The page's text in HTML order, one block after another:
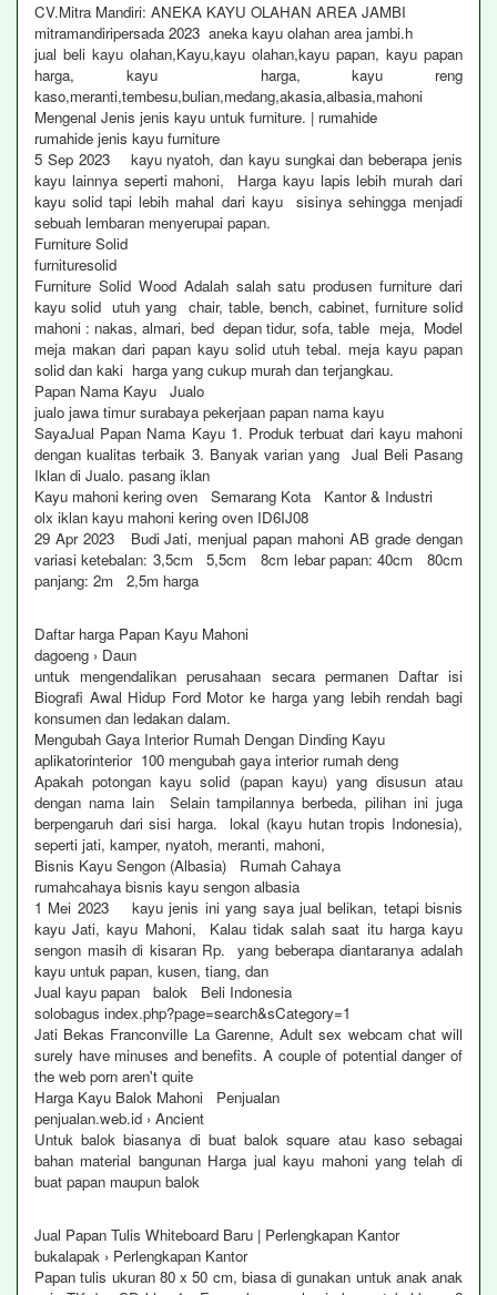
CV.Mitra Mandiri: ANEKA KAYU OLAHAN AREA JAMBI
mitramandiripersada 2023 aneka kayu olahan area jambi.h
jual beli kayu olahan,Kayu,kayu olahan,kayu papan, kayu papan
harga, kayu harga, kayu reng
kaso,meranti,tembesu,bulian,medang,akasia,albasia,mahoni
Mengenal Jenis jenis kayu untuk furniture. | rumahide
rumahide jenis kayu furniture
5 Sep 2023 kayu nyatoh, dan kayu sungkai dan beberapa jenis
kayu lainnya seperti mahoni, Harga kayu lapis lebih murah dari
kayu solid tapi lebih mahal dari kayu sisinya sehingga menjadi
sebuah lembaran menyerupai papan.
Furniture Solid
furnituresolid
Furniture Solid Wood Adalah salah satu produsen furniture dari
kayu solid utuh yang chair, table, bench, cabinet, furniture solid
mahoni : nakas, almari, bed depan tidur, sofa, table meja, Model
meja makan dari papan kayu solid utuh tebal. meja kayu papan
solid dan kaki harga yang cukup murah dan terjangkau.
Papan Nama Kayu Jualo
jualo jawa timur surabaya pekerjaan papan nama kayu
SayaJual Papan Nama Kayu 1. Produk terbuat dari kayu mahoni
dengan kualitas terbaik 3. Banyak varian yang Jual Beli Pasang
Iklan di Jualo. pasang iklan
Kayu mahoni kering oven Semarang Kota Kantor & Industri
olx iklan kayu mahoni kering oven ID6IJ08
29 Apr 2023 Budi Jati, menjual papan mahoni AB grade dengan
variasi ketebalan: 3,5cm 5,5cm 8cm lebar papan: 40cm 80cm
panjang: 2m 2,5m harga
Daftar harga Papan Kayu Mahoni
dagoeng › Daun
untuk mengendalikan perusahaan secara permanen Daftar isi
Biografi Awal Hidup Ford Motor ke harga yang lebih rendah bagi
konsumen dan ledakan dalam.
Mengubah Gaya Interior Rumah Dengan Dinding Kayu
aplikatorinterior 100 mengubah gaya interior rumah deng
Apakah potongan kayu solid (papan kayu) yang disusun atau
dengan nama lain Selain tampilannya berbeda, pilihan ini juga
berpengaruh dari sisi harga. lokal (kayu hutan tropis Indonesia),
seperti jati, kamper, nyatoh, meranti, mahoni,
Bisnis Kayu Sengon (Albasia) Rumah Cahaya
rumahcahaya bisnis kayu sengon albasia
1 Mei 2023 kayu jenis ini yang saya jual belikan, tetapi bisnis
kayu Jati, kayu Mahoni, Kalau tidak salah saat itu harga kayu
sengon masih di kisaran Rp. yang beberapa diantaranya adalah
kayu untuk papan, kusen, tiang, dan
Jual kayu papan balok Beli Indonesia
solobagus index.php?page=search&sCategory=1
Jati Bekas Franconville La Garenne, Adult sex webcam chat will
surely have minuses and benefits. A couple of potential danger of
the web porn aren't quite
Harga Kayu Balok Mahoni Penjualan
penjualan.web.id › Ancient
Untuk balok biasanya di buat balok square atau kaso sebagai
bahan material bangunan Harga jual kayu mahoni yang telah di
buat papan maupun balok
Jual Papan Tulis Whiteboard Baru | Perlengkapan Kantor
bukalapak › Perlengkapan Kantor
Papan tulis ukuran 80 x 50 cm, biasa di gunakan untuk anak anak